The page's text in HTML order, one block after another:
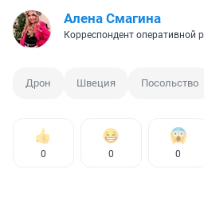
Алена Смагина
Корреспондент оперативной
Дрон Швеция Посольство
0 0 0